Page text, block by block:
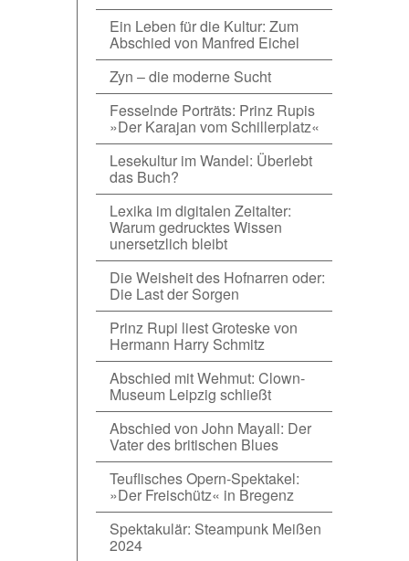
Ein Leben für die Kultur: Zum
Abschied von Manfred Eichel
Zyn – die moderne Sucht
Fesselnde Porträts: Prinz Rupis
»Der Karajan vom Schillerplatz«
Lesekultur im Wandel: Überlebt
das Buch?
Lexika im digitalen Zeitalter:
Warum gedrucktes Wissen
unersetzlich bleibt
Die Weisheit des Hofnarren oder:
Die Last der Sorgen
Prinz Rupi liest Groteske von
Hermann Harry Schmitz
Abschied mit Wehmut: Clown-
Museum Leipzig schließt
Abschied von John Mayall: Der
Vater des britischen Blues
Teuflisches Opern-Spektakel:
»Der Freischütz« in Bregenz
Spektakulär: Steampunk Meißen
2024